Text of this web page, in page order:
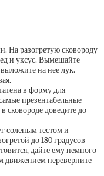
На разогретую сковороду
и уксус. Вымешайте
на нее лук.
в форму для
презентабельные
сковороде доведите до
соленым тестом и
до 180 градусов
дайте ему немного
движением переверните